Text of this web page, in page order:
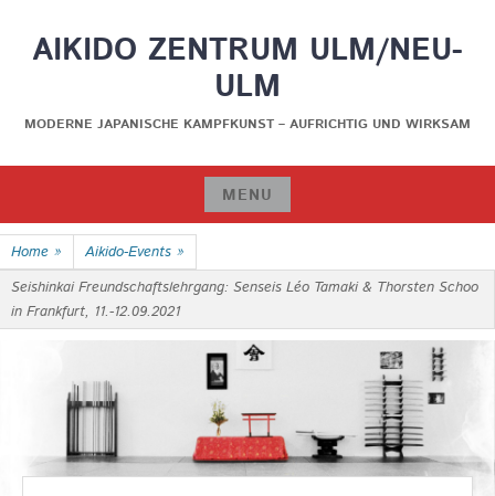
AIKIDO ZENTRUM ULM/NEU-
ULM
MODERNE JAPANISCHE KAMPFKUNST – AUFRICHTIG UND WIRKSAM
MENU
Skip
to
content
Home » Aikido-Events »
Seishinkai Freundschaftslehrgang: Senseis Léo Tamaki & Thorsten Schoo
in Frankfurt, 11.-12.09.2021